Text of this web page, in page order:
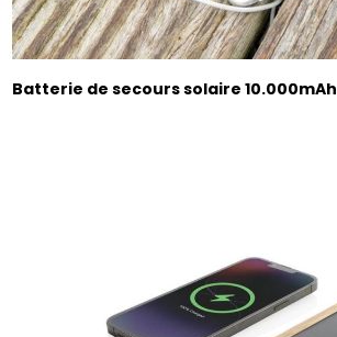
Batterie de secours solaire 10.000mAh